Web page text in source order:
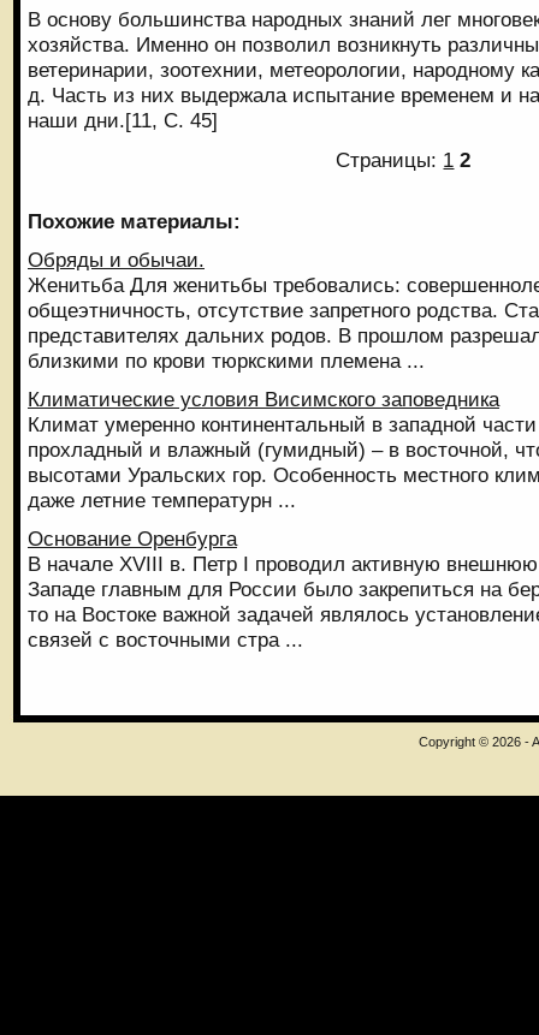
В основу большинства народных знаний лег
хозяйства. Именно он позволил возникнуть
ветеринарии, зоотехнии, метеорологии, народному
д. Часть из них выдержала испытание временем и
наши дни.[11, С. 45]
Страницы: 1 2
Похожие материалы:
Обряды и обычаи.
Женитьба Для женитьбы требовались:
общеэтничность, отсутствие запретного родства.
представителях дальних родов. В прошлом
близкими по крови тюркскими племена ...
Климатические условия Висимского заповедника
Климат умеренно континентальный в западной
прохладный и влажный (гумидный) – в восточной,
высотами Уральских гор. Особенность местного
даже летние температурн ...
Основание Оренбурга
В начале XVIII в. Петр I проводил активную
Западе главным для России было закрепиться на
то на Востоке важной задачей являлось
связей с восточными стра ...
Copyright © 2026 -